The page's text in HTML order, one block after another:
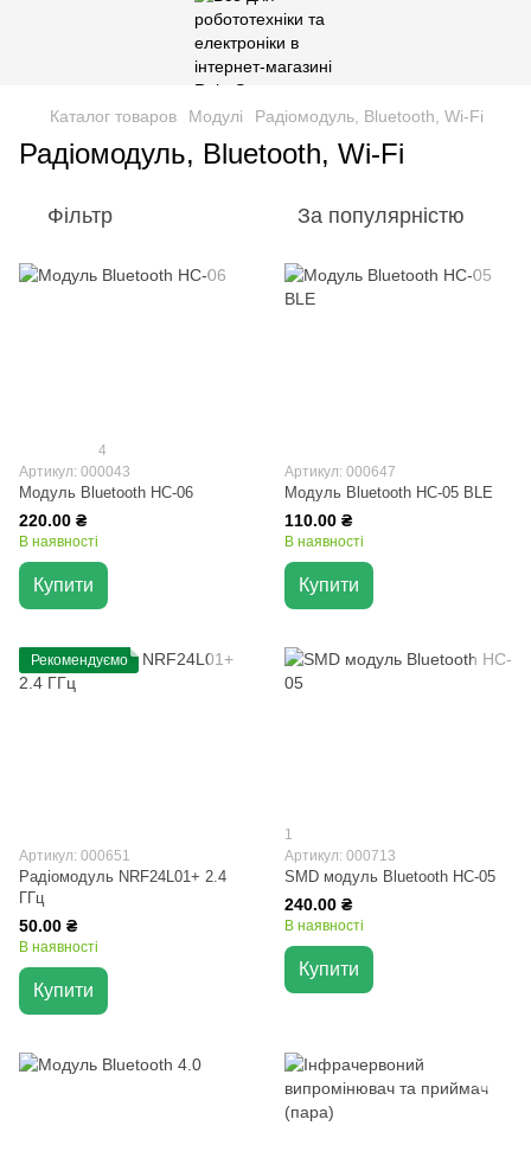
Каталог товаров Модулі Радіомодуль, Bluetooth, Wi-Fi
Радіомодуль, Bluetooth, Wi-Fi
Фільтр За популярністю
4
Артикул: 000043
Модуль Bluetooth HC-06
220.00 ₴
В наявності
Купити
Артикул: 000647
Модуль Bluetooth HC-05 BLE
110.00 ₴
В наявності
Купити
Рекомендуємо
Артикул: 000651
Радіомодуль NRF24L01+ 2.4
ГГц
50.00 ₴
В наявності
Купити
1
Артикул: 000713
SMD модуль Bluetooth HC-05
240.00 ₴
В наявності
Купити